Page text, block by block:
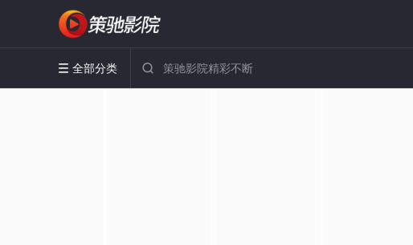
 全部分类 